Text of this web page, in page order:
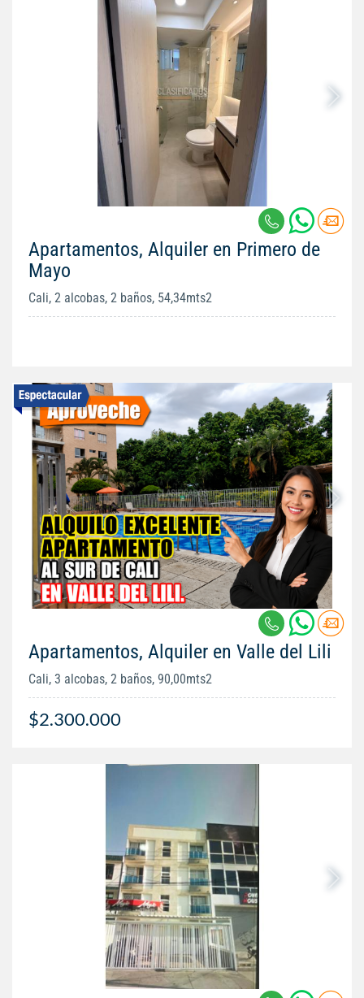
Apartamentos, Alquiler en Primero de
Mayo
Cali, 2 alcobas, 2 baños, 54,34mts2
Apartamentos, Alquiler en Valle del Lili
Cali, 3 alcobas, 2 baños, 90,00mts2
$2.300.000